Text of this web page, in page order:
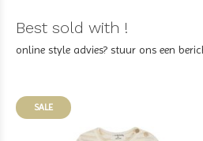
Best sold with !
online style advies? stuur ons een
SALE